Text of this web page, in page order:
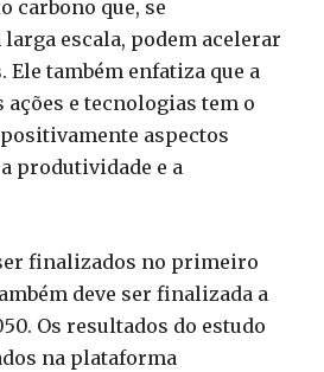
carbono que, se
escala, podem acelerar
Ele também enfatiza que a
e tecnologias tem o
aspectos
produtividade e a
finalizados no primeiro
deve ser finalizada a
Os resultados do estudo
na plataforma